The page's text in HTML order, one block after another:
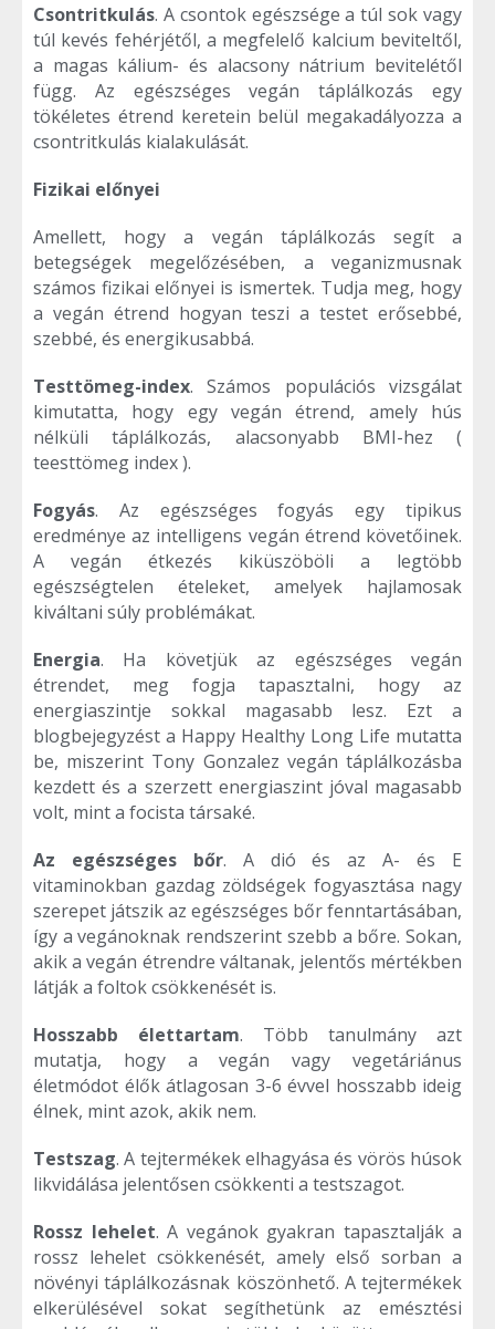
Csontritkulás. A csontok egészsége a túl sok vagy
túl kevés fehérjétől, a megfelelő kalcium beviteltől,
a magas kálium- és alacsony nátrium bevitelétől
függ. Az egészséges vegán táplálkozás egy
tökéletes étrend keretein belül megakadályozza a
csontritkulás kialakulását.
Fizikai előnyei
Amellett, hogy a vegán táplálkozás segít a
betegségek megelőzésében, a veganizmusnak
számos fizikai előnyei is ismertek. Tudja meg, hogy
a vegán étrend hogyan teszi a testet erősebbé,
szebbé, és energikusabbá.
Testtömeg-index. Számos populációs vizsgálat
kimutatta, hogy egy vegán étrend, amely hús
nélküli táplálkozás, alacsonyabb BMI-hez (
teesttömeg index ).
Fogyás. Az egészséges fogyás egy tipikus
eredménye az intelligens vegán étrend követőinek.
A vegán étkezés kiküszöböli a legtöbb
egészségtelen ételeket, amelyek hajlamosak
kiváltani súly problémákat.
Energia. Ha követjük az egészséges vegán
étrendet, meg fogja tapasztalni, hogy az
energiaszintje sokkal magasabb lesz. Ezt a
blogbejegyzést a Happy Healthy Long Life mutatta
be, miszerint Tony Gonzalez vegán táplálkozásba
kezdett és a szerzett energiaszint jóval magasabb
volt, mint a focista társaké.
Az egészséges bőr. A dió és az A- és E
vitaminokban gazdag zöldségek fogyasztása nagy
szerepet játszik az egészséges bőr fenntartásában,
így a vegánoknak rendszerint szebb a bőre. Sokan,
akik a vegán étrendre váltanak, jelentős mértékben
látják a foltok csökkenését is.
Hosszabb élettartam. Több tanulmány azt
mutatja, hogy a vegán vagy vegetáriánus
életmódot élők átlagosan 3-6 évvel hosszabb ideig
élnek, mint azok, akik nem.
Testszag. A tejtermékek elhagyása és vörös húsok
likvidálása jelentősen csökkenti a testszagot.
Rossz lehelet. A vegánok gyakran tapasztalják a
rossz lehelet csökkenését, amely első sorban a
növényi táplálkozásnak köszönhető. A tejtermékek
elkerülésével sokat segíthetünk az emésztési